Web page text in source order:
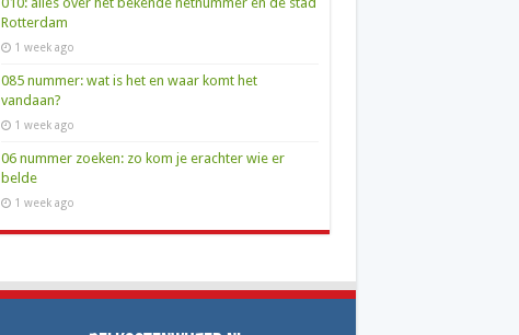
Rotterdam
1 week ago
085 nummer: wat is het en waar komt het
vandaan?
1 week ago
06 nummer zoeken: zo kom je erachter wie er
belde
1 week ago